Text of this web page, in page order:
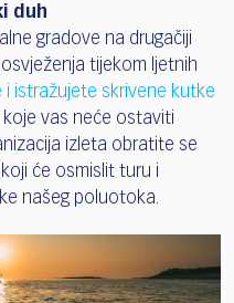
duh
gradove na drugačiji
tijekom ljetnih
i istražujete skrivene kutke
koje vas neće ostaviti
izleta obratite se
će osmislit turu i
našeg poluotoka.